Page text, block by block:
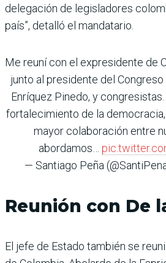
delegación de legisladores
país”, detalló el mandatario.
Me reuní con el expresidente de
junto al presidente del
Enríquez Pinedo, y
fortalecimiento de la
mayor colaboración entre
abordamos…
— Santiago Peña
Reunión con De
El jefe de Estado también se